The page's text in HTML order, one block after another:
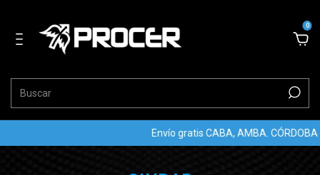
0
Envío gratis CABA, AMBA. CÓRDOBA